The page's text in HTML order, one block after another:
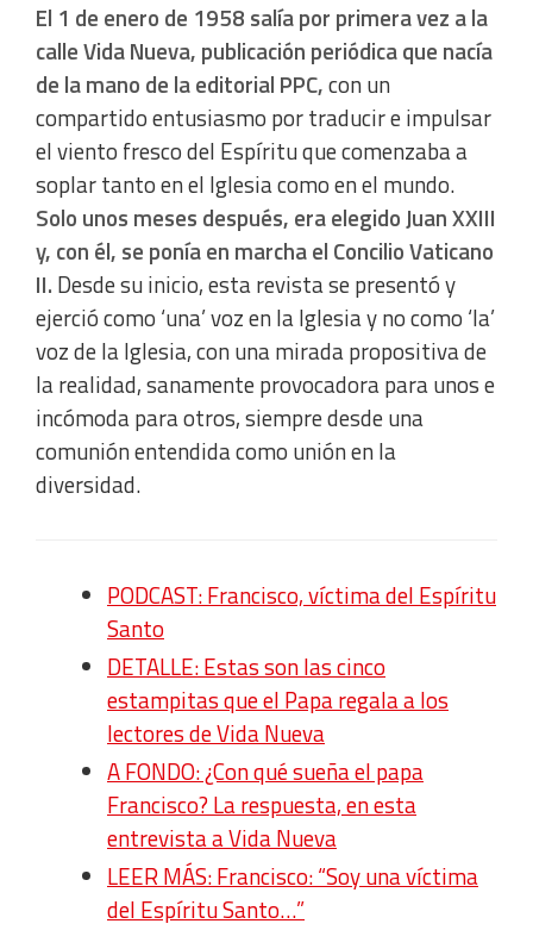
El 1 de enero de 1958 salía por primera vez a la
calle Vida Nueva, publicación periódica que nacía
de la mano de la editorial PPC,con un
compartido entusiasmo por traducir e impulsar
el viento fresco del Espíritu que comenzaba a
soplar tanto en el Iglesia como en el mundo.
Solo unos meses después, era elegido Juan XXIII
y, con él, se ponía en marcha el Concilio Vaticano
II. Desde su inicio, esta revista se presentó y
ejerció como ‘una’ voz en la Iglesia y no como ‘la’
voz de la Iglesia, con una mirada propositiva de
la realidad, sanamente provocadora para unos e
incómoda para otros, siempre desde una
comunión entendida como unión en la
diversidad.
PODCAST: Francisco, víctima del Espíritu
Santo
DETALLE: Estas son las cinco
estampitas que el Papa regala a los
lectores de Vida Nueva
A FONDO: ¿Con qué sueña el papa
Francisco? La respuesta, en esta
entrevista a Vida Nueva
LEER MÁS: Francisco: “Soy una víctima
del Espíritu Santo…”